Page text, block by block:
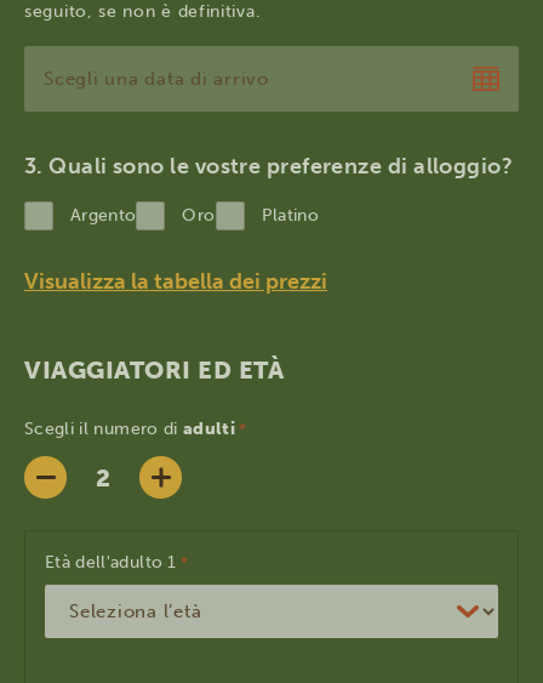
seguito, se non è definitiva.
MM
AAAA
Quali sono le vostre preferenze di alloggio?
Argento Oro Platino
Visualizza la tabella dei prezzi
VIAGGIATORI ED ETÀ
Scegli il numero di adulti *
Età dell'adulto *